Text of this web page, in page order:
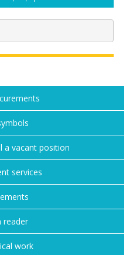
a vacant position
services
reader
work